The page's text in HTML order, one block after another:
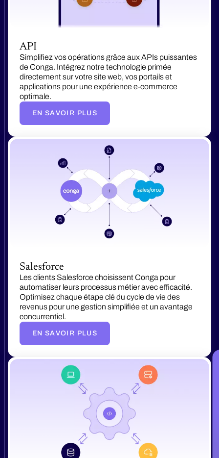
API
Simplifiez vos opérations grâce aux APIs puissantes
de Conga. Intégrez notre technologie primée
directement sur votre site web, vos portails et
applications pour une expérience e-commerce
optimale.
EN SAVOIR PLUS
Salesforce
Les clients Salesforce choisissent Conga pour
automatiser leurs processus métier avec efficacité.
Optimisez chaque étape clé du cycle de vie des
revenus pour une gestion simplifiée et un avantage
concurrentiel.
EN SAVOIR PLUS